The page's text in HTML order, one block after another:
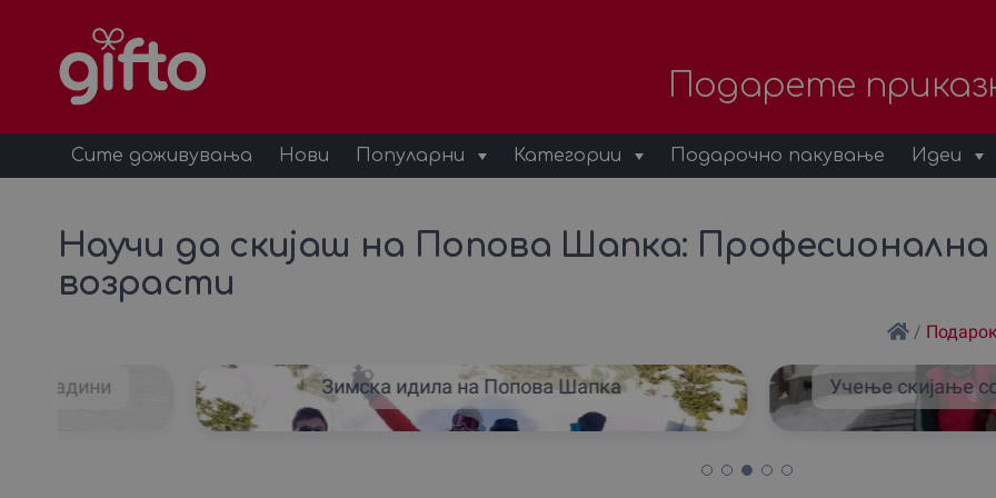
Подарете
Сите доживувања Нови Популарни Категории Подарочно пакување Идеи
Научи да скијаш на Попова Шапка:
возрасти
/
падини Зимска идила на Попова Шапка Учење скијање